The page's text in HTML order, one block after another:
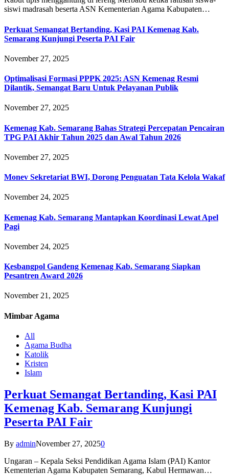
siswi madrasah beserta ASN Kementerian Agama Kabupaten…
Perkuat Semangat Bertanding, Kasi PAI Kemenag Kab.
Semarang Kunjungi Peserta PAI Fair
November 27, 2025
Optimalisasi Formasi PPPK 2025: ASN Kemenag Resmi
Dilantik, Semangat Baru Untuk Pelayanan Publik
November 27, 2025
Kemenag Kab. Semarang Bahas Strategi Percepatan Pencairan
TPG PAI Akhir Tahun 2025 dan Awal Tahun 2026
November 27, 2025
Monev Sekretariat BWI, Dorong Penguatan Tata Kelola Wakaf
November 24, 2025
Kemenag Kab. Semarang Mantapkan Koordinasi Lewat Apel
Pagi
November 24, 2025
Kesbangpol Gandeng Kemenag Kab. Semarang Siapkan
Pesantren Award 2026
November 21, 2025
Mimbar Agama
All
Agama Budha
Katolik
Kristen
Islam
Perkuat Semangat Bertanding, Kasi PAI
Kemenag Kab. Semarang Kunjungi
Peserta PAI Fair
By adminNovember 27, 20250
Ungaran – Kepala Seksi Pendidikan Agama Islam (PAI) Kantor
Kementerian Agama Kabupaten Semarang, Kabul Hermawan…